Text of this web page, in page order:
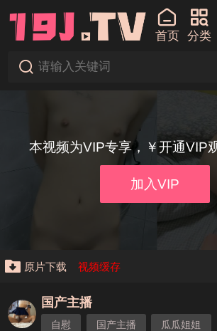
首页 分类
本视频为VIP专享，￥开通VIP
加入VIP
原片下载 视频缓存
国产主播
自慰 国产主播 瓜瓜姐姐